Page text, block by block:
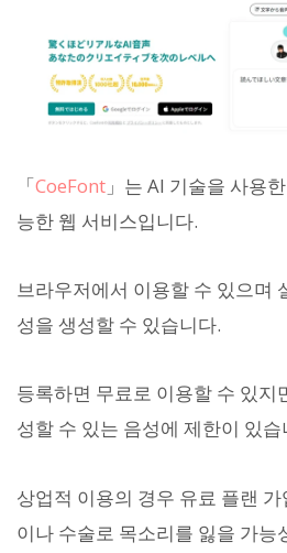
「CoeFont 」는 AI 기술을 사용
능한 웹 서비스입니다.
브라우저에서 이용할 수 있으며
성을 생성할 수 있습니다.
등록하면 무료로 이용할 수 있지
성할 수 있는 음성에 제한이 있습
상업적 이용의 경우 유료 플랜
이나 수술로 목소리를 잃을 가능